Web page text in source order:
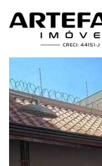
Home / Imóveis à venda